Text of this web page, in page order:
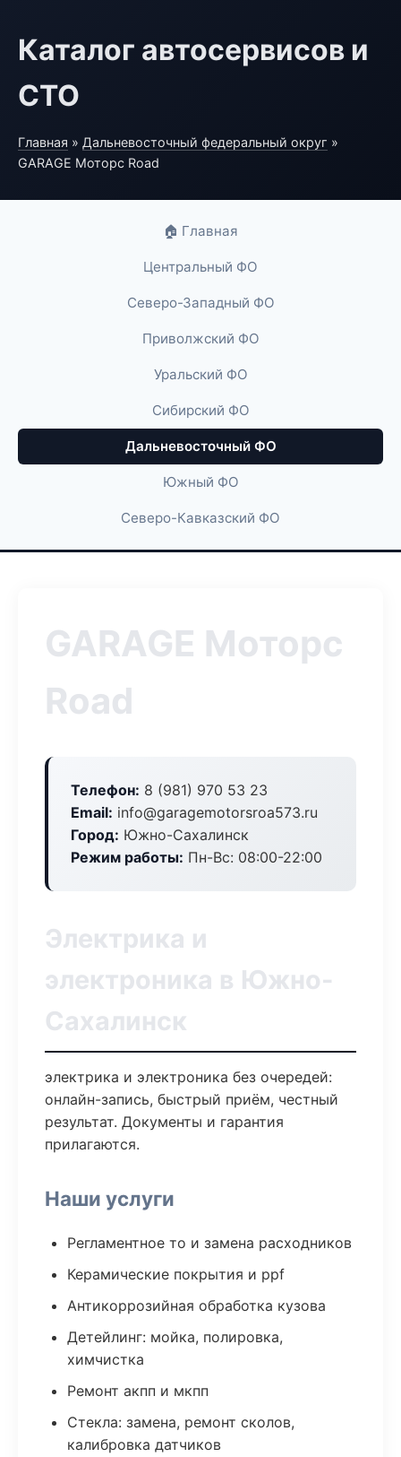
Каталог автосервисов и
СТО
Главная » Дальневосточный федеральный округ »
GARAGE Моторс Road
🏠 Главная
Центральный ФО
Северо-Западный ФО
Приволжский ФО
Уральский ФО
Сибирский ФО
Дальневосточный ФО
Южный ФО
Северо-Кавказский ФО
GARAGE Моторс
Road
Телефон: 8 (981) 970 53 23
Email: info@garagemotorsroa573.ru
Город: Южно-Сахалинск
Режим работы: Пн-Вс: 08:00-22:00
Электрика и
электроника в Южно-
Сахалинск
электрика и электроника без очередей:
онлайн-запись, быстрый приём, честный
результат. Документы и гарантия
прилагаются.
Наши услуги
Регламентное то и замена расходников
Керамические покрытия и ppf
Антикоррозийная обработка кузова
Детейлинг: мойка, полировка,
химчистка
Ремонт акпп и мкпп
Стекла: замена, ремонт сколов,
калибровка датчиков